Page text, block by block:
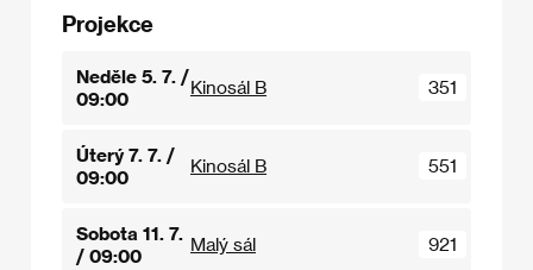
Projekce
Neděle 5. 7. /
09:00
Kinosál B 351
Úterý 7. 7. /
09:00
Kinosál B 551
Sobota 11. 7.
/ 09:00
Malý sál 921